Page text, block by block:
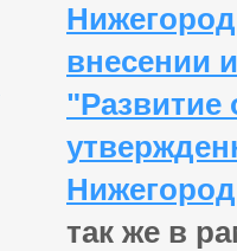
внесении
"Развитие
так же в